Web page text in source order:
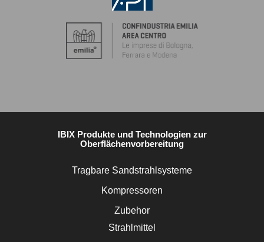
IBIX Produkte und Technologien zur
Oberflächenvorbereitung
Tragbare Sandstrahlsysteme
Kompressoren
Zubehor
Strahlmittel